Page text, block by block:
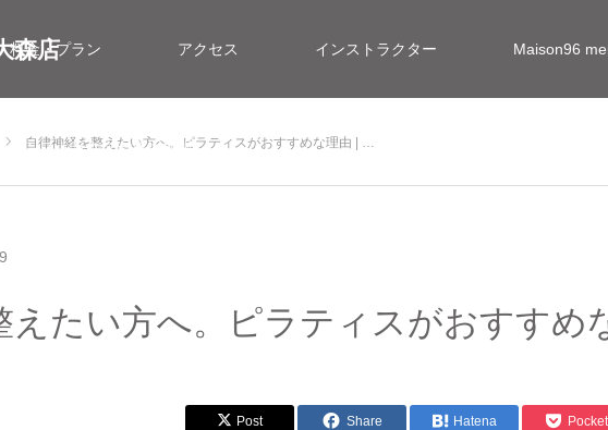
森店
料金・プラン アクセス インストラクター Maison96
インストラクター採用情報
自律神経を整えたい方へ。ピラティスがおすすめな理由 | …
えたい方へ。ピラティスがおすすめ
Post Share Hatena Pocket